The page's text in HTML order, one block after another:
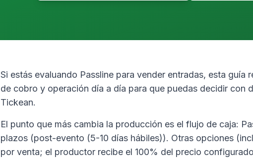
Si estás evaluando Passline para vender entradas, esta guía
de cobro y operación día a día para que puedas decidir con
Tickean.
El punto que más cambia la producción es el flujo de caja:
plazos (post-evento (5-10 días hábiles)). Otras opciones
por venta; el productor recibe el 100% del precio